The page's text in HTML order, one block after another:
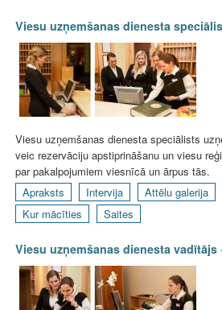
Viesu uzņemšanas dienesta
Viesu uzņemšanas dienesta speciālists
veic rezervāciju apstiprināšanu un viesu
par pakalpojumiem viesnīcā un ārpus tās.
Apraksts
Intervija Attēlu galerija
Kur mācīties
Saites
Viesu uzņemšanas dienesta vadītājs